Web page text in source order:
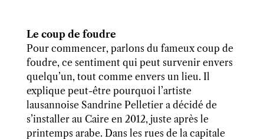
Le coup de foudre
Pour commencer, parlons du fameux coup de
foudre, ce sentiment qui peut survenir envers
quelqu’un, tout comme envers un lieu. Il
explique peut-être pourquoi l’artiste
lausannoise Sandrine Pelletier a décidé de
s’installer au Caire en 2012, juste après le
printemps arabe. Dans les rues de la capitale